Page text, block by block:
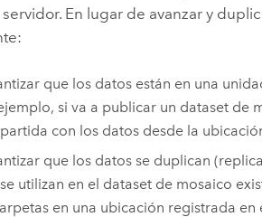
En lugar de avanzar y
que los datos están en una
si va a publicar un dataset de
con los datos desde la
que los datos se duplican
utilizan en el dataset de mosaico
en una ubicación registrada